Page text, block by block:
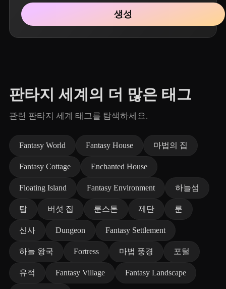
생성
판타지 세계의 더 많은 태그
관련 판타지 세계 태그를 탐색하세요.
Fantasy World Fantasy House 마법의 집
Fantasy Cottage Enchanted House
Floating Island Fantasy Environment 하늘섬
탑 버섯 집 룬스톤 제단 룬
신사 Dungeon Fantasy Settlement
하늘 왕국 Fortress 마법 풍경 포털
유적 Fantasy Village Fantasy Landscape